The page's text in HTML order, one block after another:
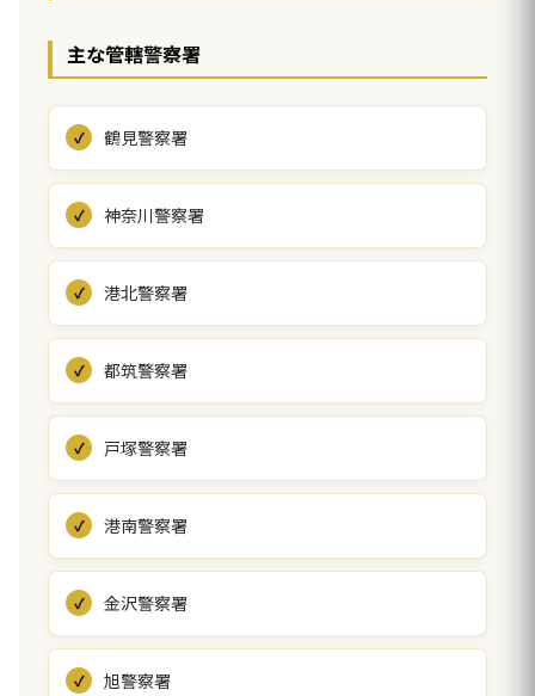
主な管轄警察署
鶴見警察署
神奈川警察署
港北警察署
都筑警察署
戸塚警察署
港南警察署
金沢警察署
旭警察署